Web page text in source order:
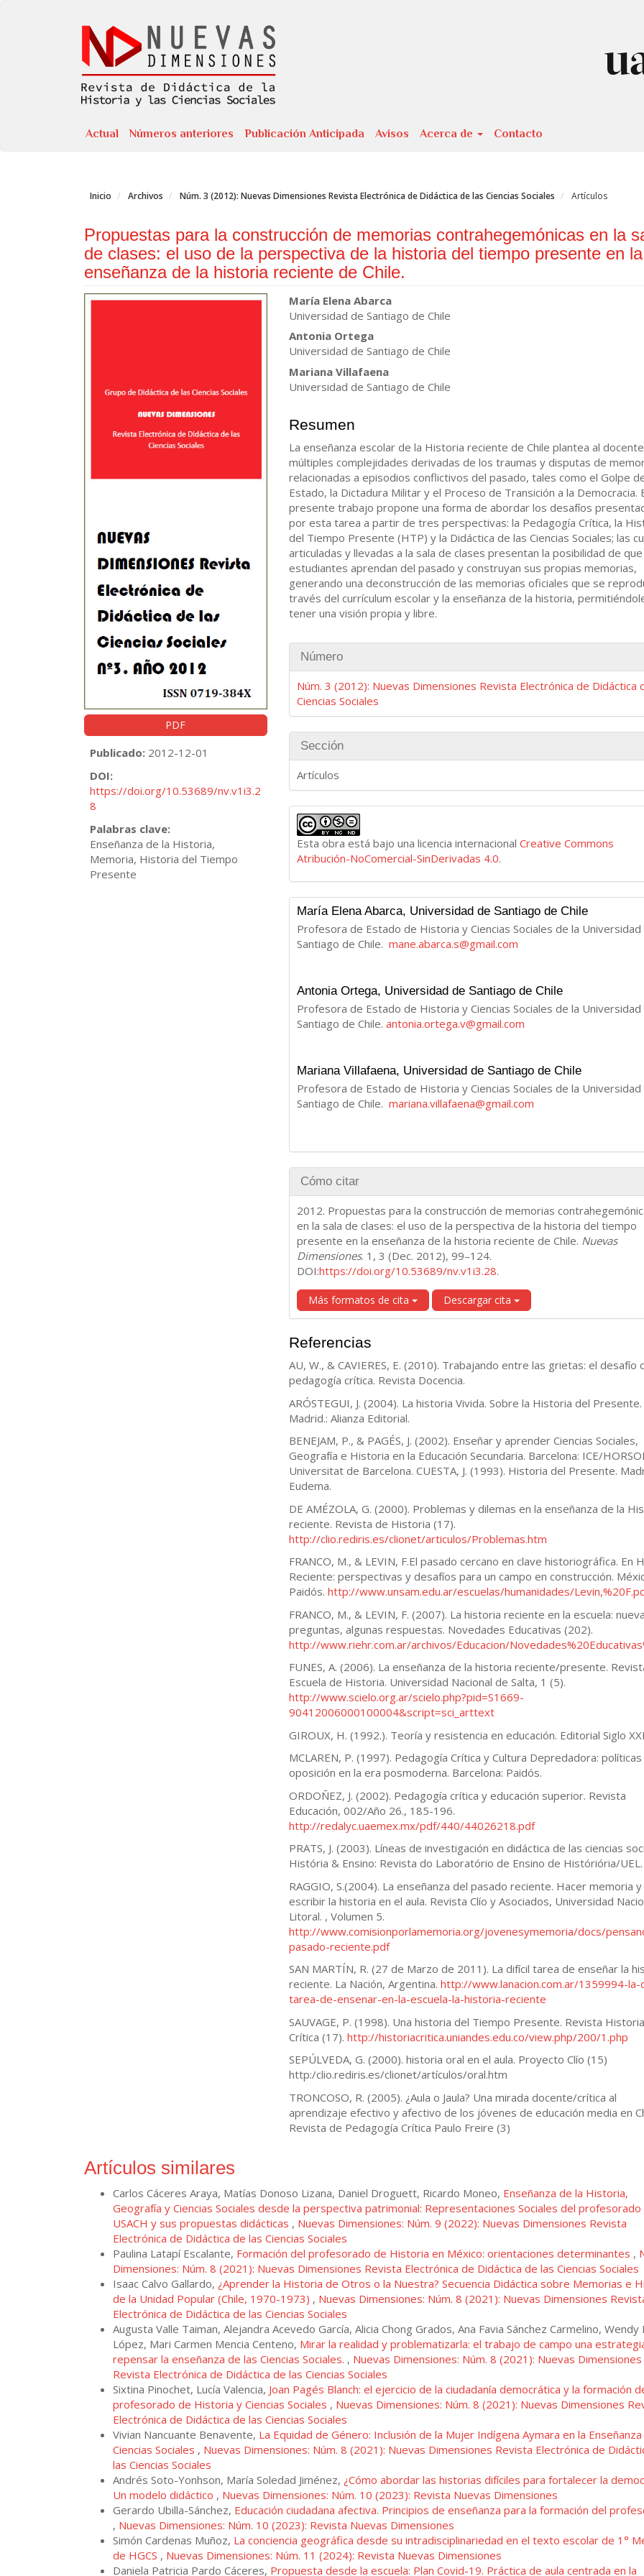
Actual Números anteriores Publicación Anticipada Avisos Acerca de Contacto
Inicio Archivos Núm. 3 (2012): Nuevas Dimensiones Revista Electrónica de Didáctica de las Ciencias Sociales Artículos
Propuestas para la construcción de memorias contrahegemónicas en la
de clases: el uso de la perspectiva de la historia del tiempo presente en la
enseñanza de la historia reciente de Chile.
Barra
PDF
Publicado: 2012-12-01
DOI:
https://doi.org/10.53689/nv.v1i3.2
8
Palabras clave:
Enseñanza de la Historia,
Memoria, Historia del Tiempo
Presente
Contenido
principal
del
artículo
María Elena Abarca
Universidad de Santiago de Chile
Antonia Ortega
Universidad de Santiago de Chile
Mariana Villafaena
Universidad de Santiago de Chile
Resumen
La enseñanza escolar de la Historia reciente de Chile plantea al docente
múltiples complejidades derivadas de los traumas y disputas de
relacionadas a episodios conflictivos del pasado, tales como el Golpe
Estado, la Dictadura Militar y el Proceso de Transición a la Democracia.
presente trabajo propone una forma de abordar los desafíos
por esta tarea a partir de tres perspectivas: la Pedagogía Crítica, la
del Tiempo Presente (HTP) y la Didáctica de las Ciencias Sociales; las
articuladas y llevadas a la sala de clases presentan la posibilidad de
estudiantes aprendan del pasado y construyan sus propias memorias,
generando una deconstrucción de las memorias oficiales que se
través del currículum escolar y la enseñanza de la historia,
tener una visión propia y libre.
Detalles
artículo
Número
Núm. 3 (2012): Nuevas Dimensiones Revista Electrónica de Didáctica
Ciencias Sociales
Sección
Artículos
Esta obra está bajo una licencia internacional Creative Commons
Atribución-NoComercial-SinDerivadas 4.0.
María Elena Abarca, Universidad de Santiago de Chile
Profesora de Estado de Historia y Ciencias Sociales de la Universidad
Santiago de Chile. mane.abarca.s@gmail.com
Antonia Ortega, Universidad de Santiago de Chile
Profesora de Estado de Historia y Ciencias Sociales de la Universidad
Santiago de Chile. antonia.ortega.v@gmail.com
Mariana Villafaena, Universidad de Santiago de Chile
Profesora de Estado de Historia y Ciencias Sociales de la Universidad
Santiago de Chile. mariana.villafaena@gmail.com
Cómo citar
2012. Propuestas para la construcción de memorias
en la sala de clases: el uso de la perspectiva de la historia del tiempo
presente en la enseñanza de la historia reciente de Chile. Nuevas
Dimensiones. 1, 3 (Dec. 2012), 99–124.
DOI:https://doi.org/10.53689/nv.v1i3.28.
Más formatos de cita Descargar cita
Referencias
AU, W., & CAVIERES, E. (2010). Trabajando entre las grietas: el desafío
pedagogía crítica. Revista Docencia.
ARÓSTEGUI, J. (2004). La historia Vivida. Sobre la Historia del Presente.
Madrid.: Alianza Editorial.
BENEJAM, P., & PAGÉS, J. (2002). Enseñar y aprender Ciencias Sociales,
Geografía e Historia en la Educación Secundaria. Barcelona: ICE/
Universitat de Barcelona. CUESTA, J. (1993). Historia del Presente.
Eudema.
DE AMÉZOLA, G. (2000). Problemas y dilemas en la enseñanza de la
reciente. Revista de Historia (17).
http://clio.rediris.es/clionet/articulos/Problemas.htm
FRANCO, M., & LEVIN, F.El pasado cercano en clave historiográfica. En
Reciente: perspectivas y desafíos para un campo en construcción.
Paidós. http://www.unsam.edu.ar/escuelas/humanidades/
FRANCO, M., & LEVIN, F. (2007). La historia reciente en la escuela:
preguntas, algunas respuestas. Novedades Educativas (202).
http://www.riehr.com.ar/archivos/Educacion/
FUNES, A. (2006). La enseñanza de la historia reciente/presente.
Escuela de Historia. Universidad Nacional de Salta, 1 (5).
http://www.scielo.org.ar/scielo.php?pid=S1669-
90412006000100004&script=sci_arttext
GIROUX, H. (1992.). Teoría y resistencia en educación. Editorial Siglo
MCLAREN, P. (1997). Pedagogía Crítica y Cultura Depredadora:
oposición en la era posmoderna. Barcelona: Paidós.
ORDOÑEZ, J. (2002). Pedagogía crítica y educación superior. Revista
Educación, 002/Año 26., 185-196.
http://redalyc.uaemex.mx/pdf/440/44026218.pdf
PRATS, J. (2003). Líneas de investigación en didáctica de las ciencias
História & Ensino: Revista do Laboratório de Ensino de Históriória/UEL.
RAGGIO, S.(2004). La enseñanza del pasado reciente. Hacer memoria y
escribir la historia en el aula. Revista Clío y Asociados, Universidad
Litoral. , Volumen 5.
http://www.comisionporlamemoria.org/jovenesymemoria/docs/
pasado-reciente.pdf
SAN MARTÍN, R. (27 de Marzo de 2011). La difícil tarea de enseñar la
reciente. La Nación, Argentina. http://www.lanacion.com.ar/1359994-la-
tarea-de-ensenar-en-la-escuela-la-historia-reciente
SAUVAGE, P. (1998). Una historia del Tiempo Presente. Revista Historia
Crítica (17). http://historiacritica.uniandes.edu.co/view.php/200/1.php
SEPÚLVEDA, G. (2000). historia oral en el aula. Proyecto Clío (15)
http:/clio.rediris.es/clionet/artículos/oral.htm
TRONCOSO, R. (2005). ¿Aula o Jaula? Una mirada docente/crítica al
aprendizaje efectivo y afectivo de los jóvenes de educación media en
Revista de Pedagogía Crítica Paulo Freire (3)
Artículos similares
Carlos Cáceres Araya, Matías Donoso Lizana, Daniel Droguett, Ricardo Moneo, Enseñanza de la Historia,
Geografía y Ciencias Sociales desde la perspectiva patrimonial: Representaciones Sociales del profesorado
USACH y sus propuestas didácticas , Nuevas Dimensiones: Núm. 9 (2022): Nuevas Dimensiones Revista
Electrónica de Didáctica de las Ciencias Sociales
Paulina Latapí Escalante, Formación del profesorado de Historia en México: orientaciones determinantes ,
Dimensiones: Núm. 8 (2021): Nuevas Dimensiones Revista Electrónica de Didáctica de las Ciencias Sociales
Isaac Calvo Gallardo, ¿Aprender la Historia de Otros o la Nuestra? Secuencia Didáctica sobre Memorias e
de la Unidad Popular (Chile, 1970-1973) , Nuevas Dimensiones: Núm. 8 (2021): Nuevas Dimensiones
Electrónica de Didáctica de las Ciencias Sociales
Augusta Valle Taiman, Alejandra Acevedo García, Alicia Chong Grados, Ana Favia Sánchez Carmelino, Wendy
López, Mari Carmen Mencia Centeno, Mirar la realidad y problematizarla: el trabajo de campo una
repensar la enseñanza de las Ciencias Sociales. , Nuevas Dimensiones: Núm. 8 (2021): Nuevas Dimensiones
Revista Electrónica de Didáctica de las Ciencias Sociales
Sixtina Pinochet, Lucía Valencia, Joan Pagés Blanch: el ejercicio de la ciudadanía democrática y la formación
profesorado de Historia y Ciencias Sociales , Nuevas Dimensiones: Núm. 8 (2021): Nuevas Dimensiones
Electrónica de Didáctica de las Ciencias Sociales
Vivian Nancuante Benavente, La Equidad de Género: Inclusión de la Mujer Indígena Aymara en la
Ciencias Sociales , Nuevas Dimensiones: Núm. 8 (2021): Nuevas Dimensiones Revista Electrónica de
las Ciencias Sociales
Andrés Soto-Yonhson, María Soledad Jiménez, ¿Cómo abordar las historias difíciles para fortalecer la
Un modelo didáctico , Nuevas Dimensiones: Núm. 10 (2023): Revista Nuevas Dimensiones
Gerardo Ubilla-Sánchez, Educación ciudadana afectiva. Principios de enseñanza para la formación del
, Nuevas Dimensiones: Núm. 10 (2023): Revista Nuevas Dimensiones
Simón Cardenas Muñoz, La conciencia geográfica desde su intradisciplinariedad en el texto escolar de 1°
de HGCS , Nuevas Dimensiones: Núm. 11 (2024): Revista Nuevas Dimensiones
Daniela Patricia Pardo Cáceres, Propuesta desde la escuela: Plan Covid-19. Práctica de aula centrada en la